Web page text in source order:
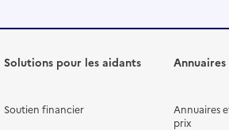
Solutions pour les aidants
Soutien financier
Annuaires
prix